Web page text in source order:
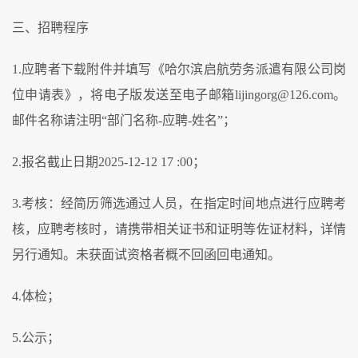
三、招聘程序
1.应聘者下载附件并填写《哈尔滨启航劳务派遣有限公司岗
位申请表》，将电子版发送至电子邮箱lijingorg@126.com。
邮件名称请注明“部门名称-应聘-姓名”；
2.报名截止日期2025-12-12 17 :00；
3.考核：经简历筛选通过人员，在指定时间地点进行应聘考
核，应聘考核时，请携带相关证书和证明等佐证材料，详情
另行通知。未获面试资格者概不回函回电通知。
4.体检；
5.公示；